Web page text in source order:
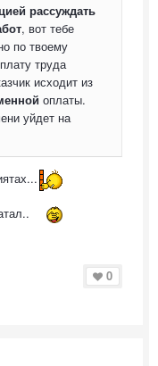
рассуждать
, вот тебе
по твоему
труда
исходит из
оплаты.
уйдет на
0